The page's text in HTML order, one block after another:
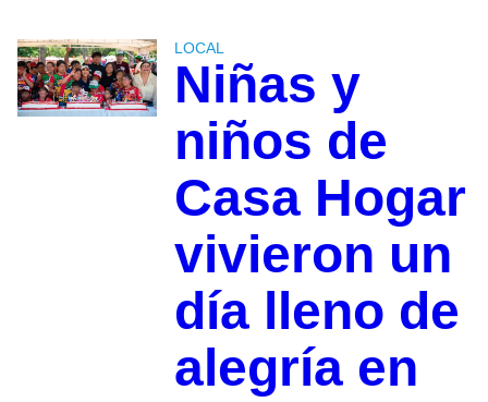
LOCAL
Niñas y
niños de
Casa Hogar
vivieron un
día lleno de
alegría en